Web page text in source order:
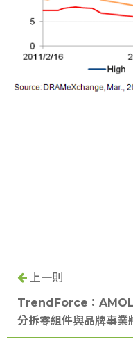
上一則
TrendForce：
分拆零組件與品牌事業